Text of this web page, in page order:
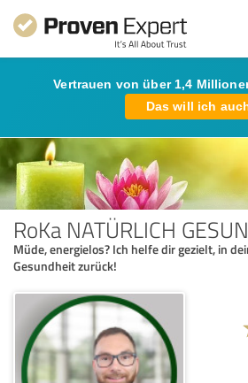
Vertrauen von über 1,4
Das will ich
RoKa NATÜRLICH
Müde, energielos? Ich helfe dir gezielt, in
Gesundheit zurück!